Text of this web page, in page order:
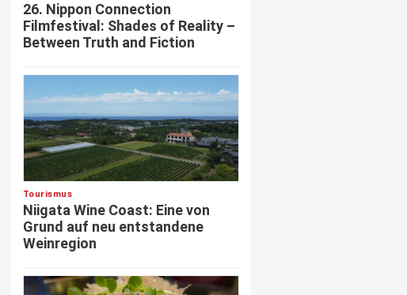
26. Nippon Connection
Filmfestival: Shades of Reality –
Between Truth and Fiction
Tourismus
Niigata Wine Coast: Eine von
Grund auf neu entstandene
Weinregion